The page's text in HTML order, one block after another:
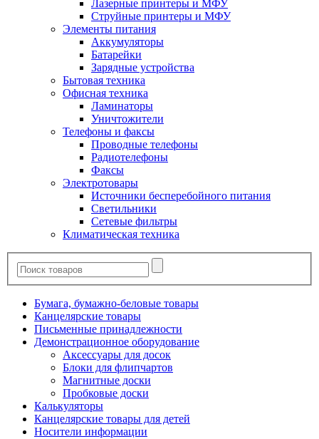
Лазерные принтеры и МФУ
Струйные принтеры и МФУ
Элементы питания
Аккумуляторы
Батарейки
Зарядные устройства
Бытовая техника
Офисная техника
Ламинаторы
Уничтожители
Телефоны и факсы
Проводные телефоны
Радиотелефоны
Факсы
Электротовары
Источники бесперебойного питания
Светильники
Сетевые фильтры
Климатическая техника
Бумага, бумажно-беловые товары
Канцелярские товары
Письменные принадлежности
Демонстрационное оборудование
Аксессуары для досок
Блоки для флипчартов
Магнитные доски
Пробковые доски
Калькуляторы
Канцелярские товары для детей
Носители информации